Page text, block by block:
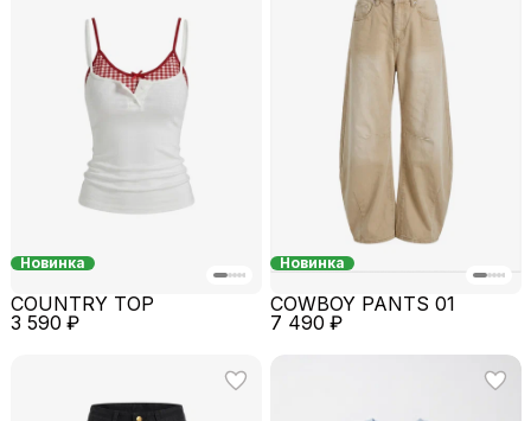
Новинка
3 590 ₽
COUNTRY TOP
Новинка
7 490 ₽
COWBOY PANTS 01